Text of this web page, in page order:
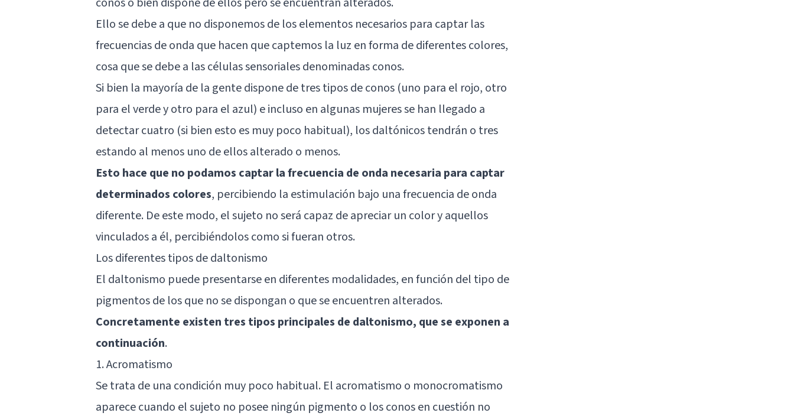
Ello se debe a que no disponemos de los elementos necesarios para captar las
frecuencias de onda que hacen que captemos la luz en forma de diferentes colores,
cosa que se debe a las células sensoriales denominadas conos.
Si bien la mayoría de la gente dispone de tres tipos de conos (uno para el rojo, otro
para el verde y otro para el azul) e incluso en algunas mujeres se han llegado a
detectar cuatro (si bien esto es muy poco habitual), los daltónicos tendrán o tres
estando al menos uno de ellos alterado o menos.
Esto hace que no podamos captar la frecuencia de onda necesaria para captar
determinados colores, percibiendo la estimulación bajo una frecuencia de onda
diferente. De este modo, el sujeto no será capaz de apreciar un color y aquellos
vinculados a él, percibiéndolos como si fueran otros.
Los diferentes tipos de daltonismo
El daltonismo puede presentarse en diferentes modalidades, en función del tipo de
pigmentos de los que no se dispongan o que se encuentren alterados.
Concretamente existen tres tipos principales de daltonismo, que se exponen a
continuación.
1. Acromatismo
Se trata de una condición muy poco habitual. El acromatismo o monocromatismo
aparece cuando el sujeto no posee ningún pigmento o los conos en cuestión no